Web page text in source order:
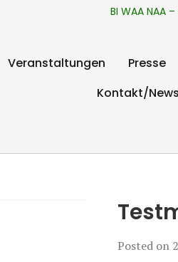
BI WAA NAA
Veranstaltungen Presse
Kontakt/
Posted on